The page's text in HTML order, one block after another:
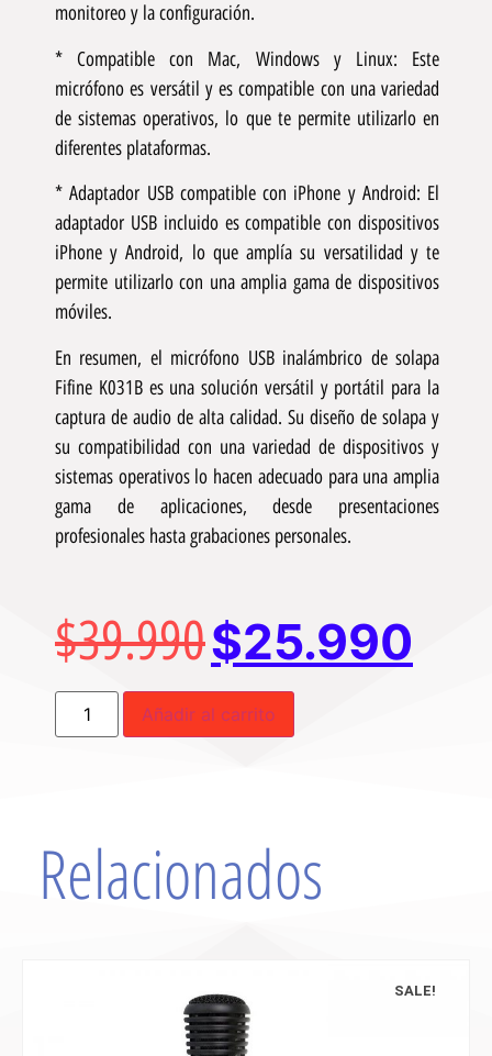
monitoreo y la configuración.
* Compatible con Mac, Windows y Linux: Este
micrófono es versátil y es compatible con una variedad
de sistemas operativos, lo que te permite utilizarlo en
diferentes plataformas.
* Adaptador USB compatible con iPhone y Android: El
adaptador USB incluido es compatible con dispositivos
iPhone y Android, lo que amplía su versatilidad y te
permite utilizarlo con una amplia gama de dispositivos
móviles.
En resumen, el micrófono USB inalámbrico de solapa
Fifine K031B es una solución versátil y portátil para la
captura de audio de alta calidad. Su diseño de solapa y
su compatibilidad con una variedad de dispositivos y
sistemas operativos lo hacen adecuado para una amplia
gama de aplicaciones, desde presentaciones
profesionales hasta grabaciones personales.
$39.990$25.990
Añadir al carrito
Relacionados
SALE!